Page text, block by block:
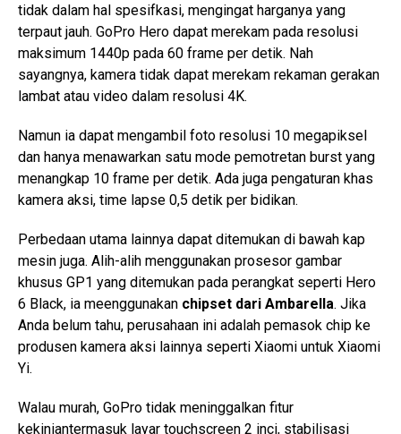
tidak dalam hal spesifkasi, mengingat harganya yang
terpaut jauh. GoPro Hero dapat merekam pada resolusi
maksimum 1440p pada 60 frame per detik. Nah
sayangnya, kamera tidak dapat merekam rekaman gerakan
lambat atau video dalam resolusi 4K.
Namun ia dapat mengambil foto resolusi 10 megapiksel
dan hanya menawarkan satu mode pemotretan burst yang
menangkap 10 frame per detik. Ada juga pengaturan khas
kamera aksi, time lapse 0,5 detik per bidikan.
Perbedaan utama lainnya dapat ditemukan di bawah kap
mesin juga. Alih-alih menggunakan prosesor gambar
khusus GP1 yang ditemukan pada perangkat seperti Hero
6 Black, ia meenggunakan chipset dari Ambarella. Jika
Anda belum tahu, perusahaan ini adalah pemasok chip ke
produsen kamera aksi lainnya seperti Xiaomi untuk Xiaomi
Yi.
Walau murah, GoPro tidak meninggalkan fitur
kekiniantermasuk layar touchscreen 2 inci, stabilisasi